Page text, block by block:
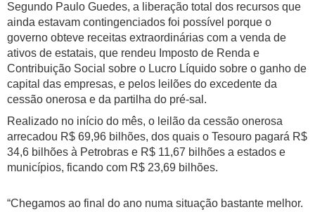
Segundo Paulo Guedes, a liberação total dos recursos que
ainda estavam contingenciados foi possível porque o
governo obteve receitas extraordinárias com a venda de
ativos de estatais, que rendeu Imposto de Renda e
Contribuição Social sobre o Lucro Líquido sobre o ganho de
capital das empresas, e pelos leilões do excedente da
cessão onerosa e da partilha do pré-sal.
Realizado no início do mês, o leilão da cessão onerosa
arrecadou R$ 69,96 bilhões, dos quais o Tesouro pagará R$
34,6 bilhões à Petrobras e R$ 11,67 bilhões a estados e
municípios, ficando com R$ 23,69 bilhões.
“Chegamos ao final do ano numa situação bastante melhor.